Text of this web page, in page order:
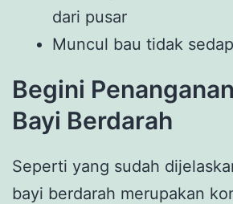
dari pusar
Muncul bau tidak
Begini
Bayi Berdarah
Seperti yang sudah
bayi berdarah merupakan